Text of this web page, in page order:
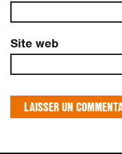
Site web